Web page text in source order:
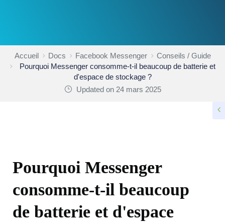
Accueil Docs Facebook Messenger
Conseils / Guide
Pourquoi Messenger consomme-t-il beaucoup de batterie et
d'espace de stockage ?
Updated on 24 mars 2025
Pourquoi Messenger
consomme-t-il beaucoup
de batterie et d'espace